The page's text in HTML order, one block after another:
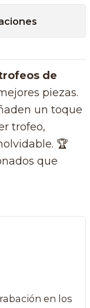
de
piezas.
un toque
trofeo,
🏆
que
en los